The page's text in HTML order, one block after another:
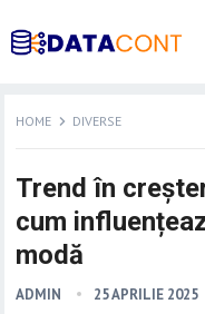
HOME DIVERSE
Trend în
cum
modă
ADMIN 25 APRILIE 2025